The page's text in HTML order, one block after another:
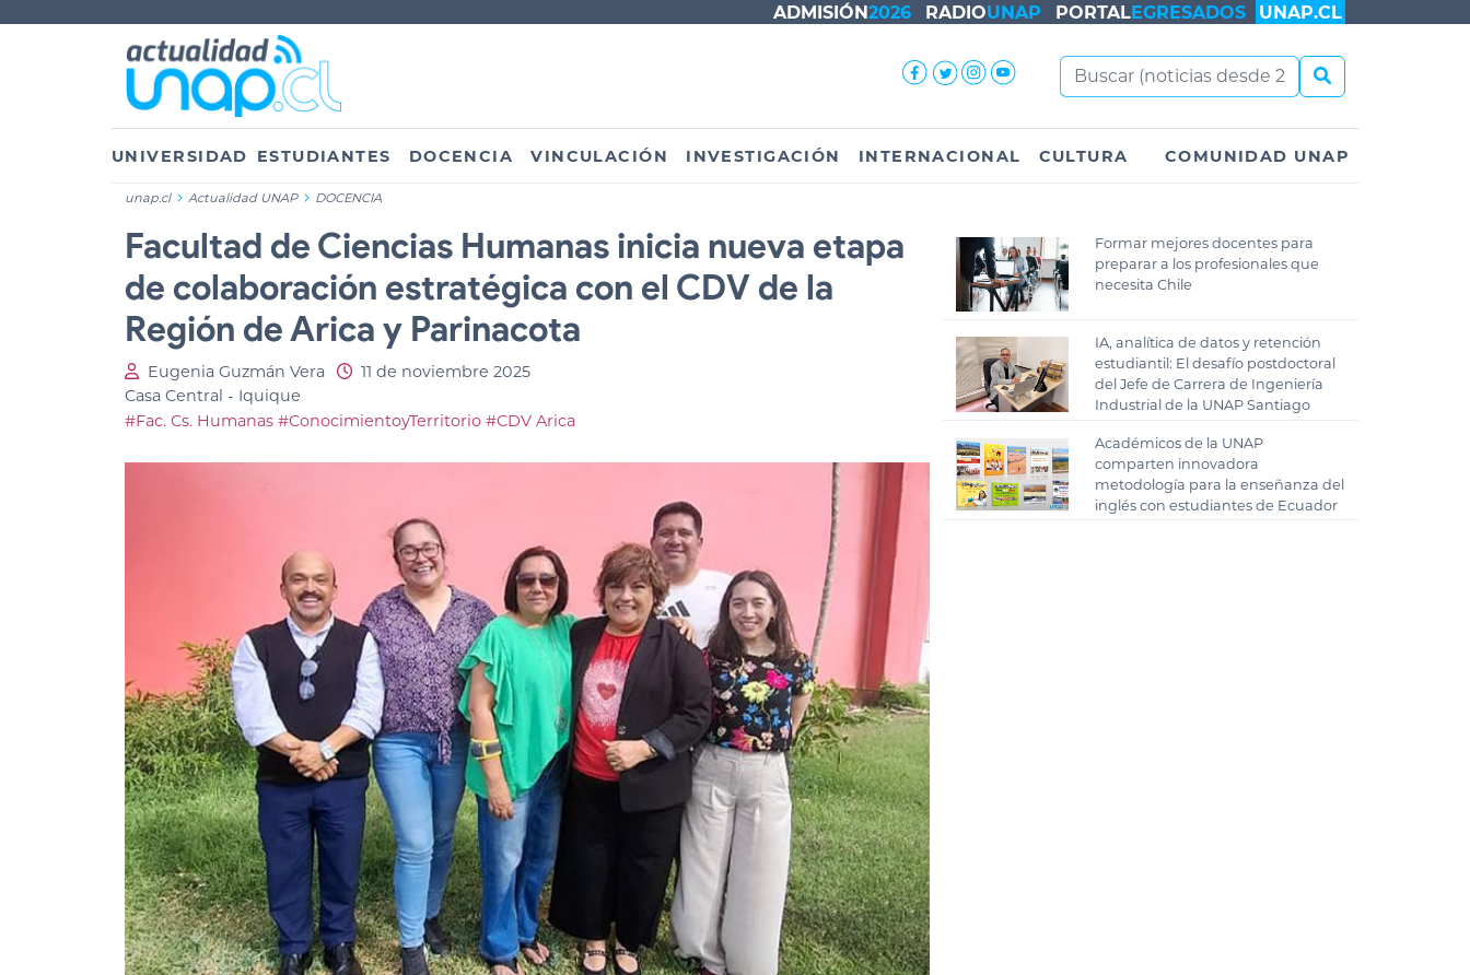
ADMISIÓN2026 RADIOUNAP PORTALEGRESADOS UNAP.CL
UNIVERSIDAD ESTUDIANTES DOCENCIA VINCULACIÓN INVESTIGACIÓN INTERNACIONAL CULTURA COMUNIDAD UNAP
unap.cl Actualidad UNAP DOCENCIA
Facultad de Ciencias Humanas inicia nueva etapa
de colaboración estratégica con el CDV de la
Región de Arica y Parinacota
Eugenia Guzmán Vera
11 de noviembre 2025
Casa Central - Iquique
#Fac. Cs. Humanas #ConocimientoyTerritorio #CDV Arica
Formar mejores docentes para
preparar a los profesionales que
necesita Chile
IA, analítica de datos y retención
estudiantil: El desafío postdoctoral
del Jefe de Carrera de Ingeniería
Industrial de la UNAP Santiago
Académicos de la UNAP
comparten innovadora
metodología para la enseñanza del
inglés con estudiantes de Ecuador